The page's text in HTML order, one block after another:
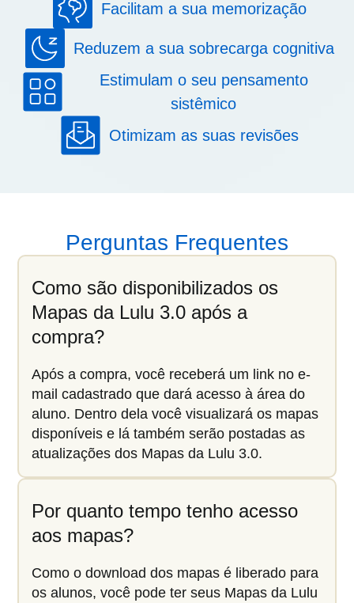
Facilitam a sua memorização
Reduzem a sua sobrecarga cognitiva
Estimulam o seu pensamento
sistêmico
Otimizam as suas revisões
Perguntas Frequentes
Como são disponibilizados os
Mapas da Lulu 3.0 após a
compra?
Após a compra, você receberá um link no e-
mail cadastrado que dará acesso à área do
aluno. Dentro dela você visualizará os mapas
disponíveis e lá também serão postadas as
atualizações dos Mapas da Lulu 3.0.
Por quanto tempo tenho acesso
aos mapas?
Como o download dos mapas é liberado para
os alunos, você pode ter seus Mapas da Lulu